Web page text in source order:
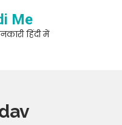
Me
हिंदी में